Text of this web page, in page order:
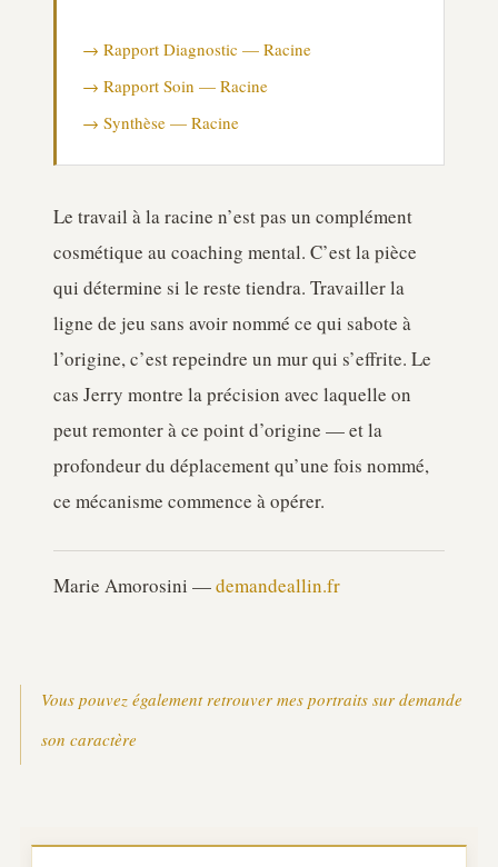
→ Rapport Diagnostic — Racine
→ Rapport Soin — Racine
→ Synthèse — Racine
Le travail à la racine n’est pas un complément
cosmétique au coaching mental. C’est la pièce
qui détermine si le reste tiendra. Travailler la
ligne de jeu sans avoir nommé ce qui sabote à
l’origine, c’est repeindre un mur qui s’effrite. Le
cas Jerry montre la précision avec laquelle on
peut remonter à ce point d’origine — et la
profondeur du déplacement qu’une fois nommé,
ce mécanisme commence à opérer.
Marie Amorosini —demandeallin.fr
Vous pouvez également retrouver mes portraits sur demande
son caractère